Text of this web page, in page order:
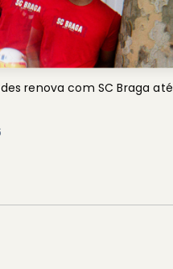
renova com SC Braga até